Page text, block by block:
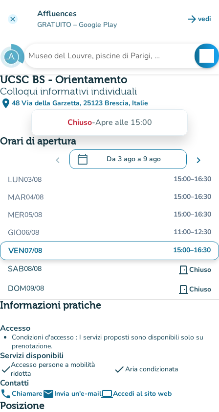
clear Affluences
GRATUITO – Google Play arrow_forward vedi
Cerca una struttura
UCSC BS - Orientamento
Colloqui informativi individuali
place 48 Via della Garzetta, 25123 Brescia, Italie
(apri in Google Maps)
(nuova scheda)
Chiuso-Apre alle 15:00
Orari di apertura
chevron_left calendar_today Da 3 ago a 9 ago
.Aprire il calendario per modificare le
chevron_right
LUN03/08 15:00–16:30
MAR04/08 15:00–16:30
MER05/08 15:00–16:30
GIO06/08 11:00–12:30
VEN07/08 15:00–16:30
SAB08/08 door_front Chiuso
DOM09/08 door_front Chiuso
Informazioni pratiche
Accesso
Condizioni d'accesso : I servizi proposti sono disponibili solo su
prenotazione.
Servizi disponibili
checkAccesso persone a mobilità
ridotta
checkAria condizionata
Contatti
phoneChiamareemailInvia un'e-mailcomputerAccedi al sito web
(nuova scheda)
Posizione